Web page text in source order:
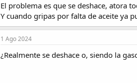
El problema es que se deshace, atora
Y cuando gripas por falta de aceite ya
1 Ago 2024
¿Realmente se deshace o, siendo la